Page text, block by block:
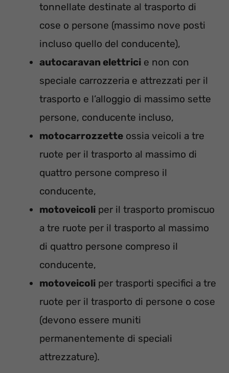
tonnellate destinate al trasporto di
cose o persone (massimo nove posti
incluso quello del conducente),
autocaravan elettrici e non con
speciale carrozzeria e attrezzati per il
trasporto e l’alloggio di massimo sette
persone, conducente incluso,
motocarrozzette ossia veicoli a tre
ruote per il trasporto al massimo di
quattro persone compreso il
conducente,
motoveicoli per il trasporto promiscuo
a tre ruote per il trasporto al massimo
di quattro persone compreso il
conducente,
motoveicoli per trasporti specifici a tre
ruote per il trasporto di persone o cose
(devono essere muniti
permanentemente di speciali
attrezzature).